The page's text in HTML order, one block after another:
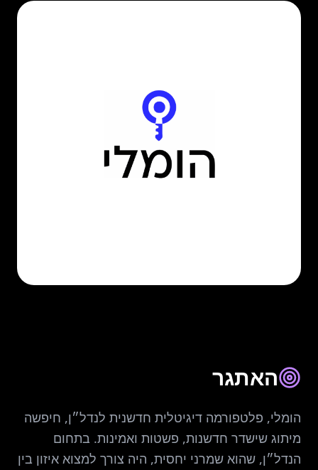
האתגר
הומלי, פלטפורמה דיגיטלית חדשנית לנדל״ן, חיפשה
מיתוג שישדר חדשנות, פשטות ואמינות. בתחום
הנדל״ן, שהוא שמרני יחסית, היה צורך למצוא איזון בין